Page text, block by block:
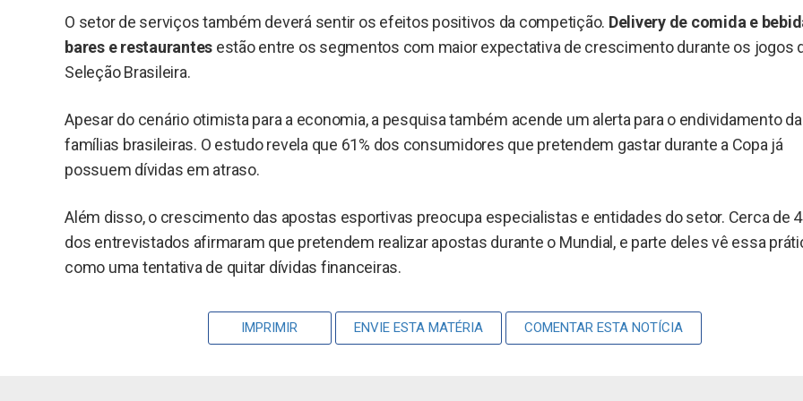
O setor de serviços também deverá sentir os efeitos positivos da competição. Delivery de comida e
bares e restaurantes estão entre os segmentos com maior expectativa de crescimento durante os jogos
Seleção Brasileira.
Apesar do cenário otimista para a economia, a pesquisa também acende um alerta para o endividamento
famílias brasileiras. O estudo revela que 61% dos consumidores que pretendem gastar durante a Copa já
possuem dívidas em atraso.
Além disso, o crescimento das apostas esportivas preocupa especialistas e entidades do setor. Cerca de
dos entrevistados afirmaram que pretendem realizar apostas durante o Mundial, e parte deles vê essa
como uma tentativa de quitar dívidas financeiras.
IMPRIMIR ENVIE ESTA MATÉRIA COMENTAR ESTA NOTÍCIA